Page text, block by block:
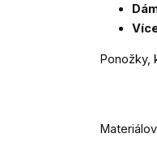
Ponožky,